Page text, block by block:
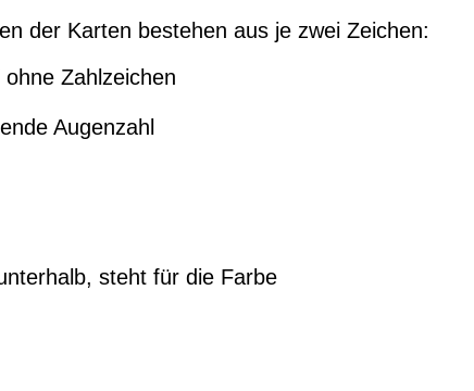
der Karten bestehen aus je zwei Zeichen:
Zahlzeichen
Augenzahl
steht für die Farbe